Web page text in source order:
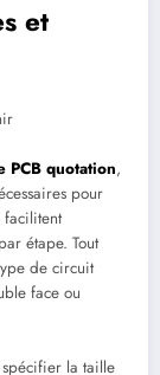
et
PCB quotation,
pour
facilitent
étape. Tout
de circuit
face ou
spécifier la taille